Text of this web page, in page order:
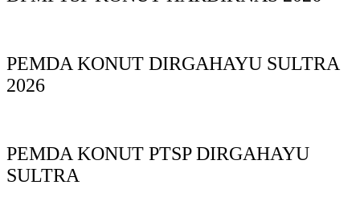
PEMDA KONUT DIRGAHAYU SULTRA
2026
PEMDA KONUT PTSP DIRGAHAYU
SULTRA